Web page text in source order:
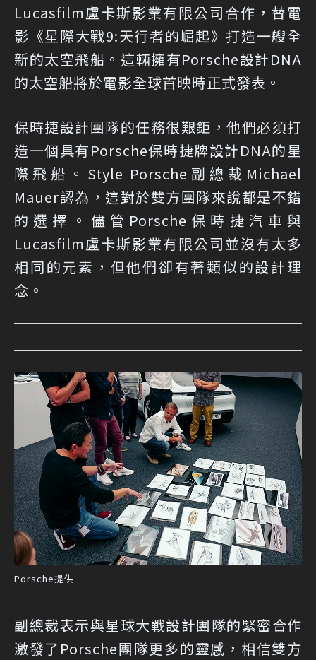
Lucasfilm盧卡斯影業有限公司合作，替電
影《星際大戰9:天行者的崛起》打造一艘全
新的太空飛船。這輛擁有Porsche設計DNA
的太空船將於電影全球首映時正式發表。
保時捷設計團隊的任務很艱鉅，他們必須打
造一個具有Porsche保時捷牌設計DNA的星
際飛船。Style Porsche副總裁Michael
Mauer認為，這對於雙方團隊來說都是不錯
的選擇。儘管Porsche保時捷汽車與
Lucasfilm盧卡斯影業有限公司並沒有太多
相同的元素，但他們卻有著類似的設計理
念。
Porsche提供
副總裁表示與星球大戰設計團隊的緊密合作
激發了Porsche團隊更多的靈感，相信雙方